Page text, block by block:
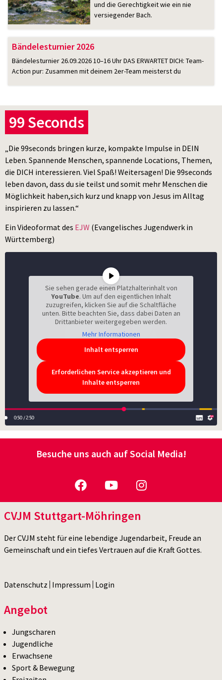
und die Gerechtigkeit wie ein nie
versiegender Bach.
Bändelesturnier 2026
Bändelesturnier 26.09.2026 10–16 Uhr DAS ERWARTET DICH: Team-
Action pur: Zusammen mit deinem 2er-Team meisterst du
99 Seconds
„Die 99seconds bringen kurze, kompakte Impulse in DEIN
Leben. Spannende Menschen, spannende Locations, Themen,
die DICH interessieren. Viel Spaß! Weitersagen! Die 99seconds
leben davon, dass du sie teilst und somit mehr Menschen die
Möglichkeit haben,sich kurz und knapp von Jesus im Alltag
inspirieren zu lassen.“
Ein Videoformat des EJW (Evangelisches Jugendwerk in
Württemberg)
Sie sehen gerade einen Platzhalterinhalt von
YouTube. Um auf den eigentlichen Inhalt
zuzugreifen, klicken Sie auf die Schaltfläche
unten. Bitte beachten Sie, dass dabei Daten an
Drittanbieter weitergegeben werden.
Mehr Informationen
Inhalt entsperren
Erforderlichen Service akzeptieren und
Inhalte entsperren
Besuche uns auch auf Social Media!
CVJM Stuttgart-Möhringen
Der CVJM steht für eine lebendige Jugendarbeit, Freude an
Gemeinschaft und ein tiefes Vertrauen auf die Kraft Gottes.
Datenschutz Impressum Login
Angebot
Jungscharen
Jugendliche
Erwachsene
Sport & Bewegung